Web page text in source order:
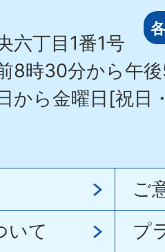
六丁目1番1号
8時30分から午
から金曜日[祝日
ご
いて
プ